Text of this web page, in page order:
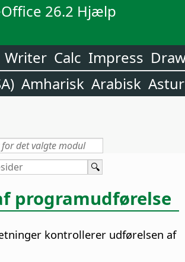
26.2 Hjælp
Writer Calc Impress
Amharisk Arabisk
programudførelse
kontrollerer udførelsen af